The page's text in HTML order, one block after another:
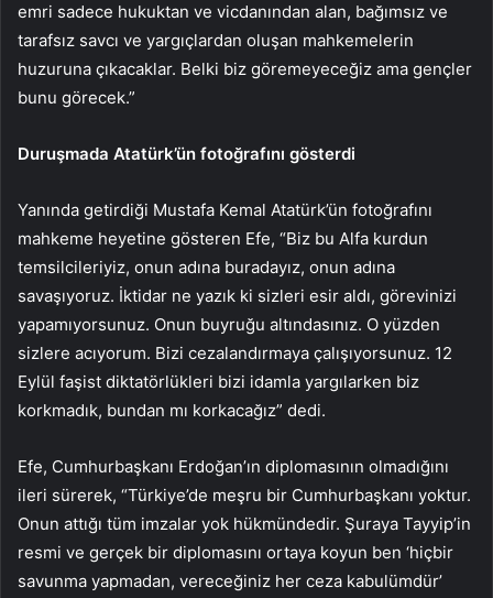
emri sadece hukuktan ve vicdanından alan, bağımsız ve
tarafsız savcı ve yargıçlardan oluşan mahkemelerin
huzuruna çıkacaklar. Belki biz göremeyeceğiz ama gençler
bunu görecek.”
Duruşmada Atatürk’ün fotoğrafını gösterdi
Yanında getirdiği Mustafa Kemal Atatürk’ün fotoğrafını
mahkeme heyetine gösteren Efe, “Biz bu Alfa kurdun
temsilcileriyiz, onun adına buradayız, onun adına
savaşıyoruz. İktidar ne yazık ki sizleri esir aldı, görevinizi
yapamıyorsunuz. Onun buyruğu altındasınız. O yüzden
sizlere acıyorum. Bizi cezalandırmaya çalışıyorsunuz. 12
Eylül faşist diktatörlükleri bizi idamla yargılarken biz
korkmadık, bundan mı korkacağız” dedi.
Efe, Cumhurbaşkanı Erdoğan’ın diplomasının olmadığını
ileri sürerek, “Türkiye’de meşru bir Cumhurbaşkanı yoktur.
Onun attığı tüm imzalar yok hükmündedir. Şuraya Tayyip’in
resmi ve gerçek bir diplomasını ortaya koyun ben ‘hiçbir
savunma yapmadan, vereceğiniz her ceza kabulümdür’